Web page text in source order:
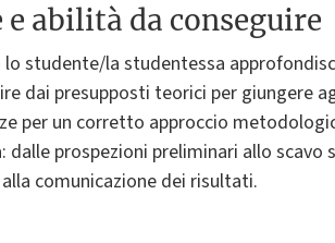
e abilità da conseguire
lo studente/la studentessa
dai presupposti teorici per giungere
per un corretto approccio
dalle prospezioni preliminari allo
comunicazione dei risultati.